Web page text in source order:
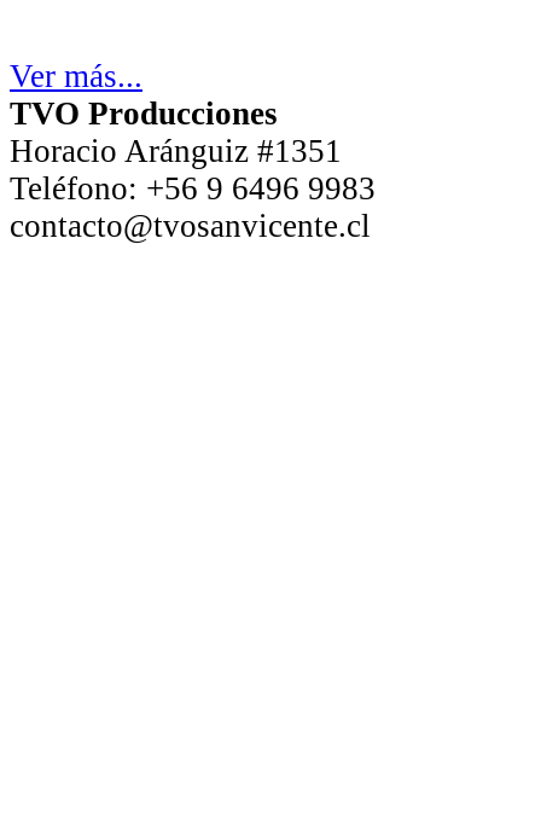
Ver más...
TVO Producciones
Horacio Aránguiz #1351
Teléfono: +56 9 6496 9983
contacto@tvosanvicente.cl